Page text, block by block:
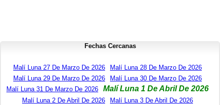
Fechas Cercanas
Malí Luna 27 De Marzo De 2026
Malí Luna 28 De Marzo De 2026
Malí Luna 29 De Marzo De 2026
Malí Luna 30 De Marzo De 2026
Malí Luna 31 De Marzo De 2026
Malí Luna 1 De Abril De 2026
Malí Luna 2 De Abril De 2026
Malí Luna 3 De Abril De 2026